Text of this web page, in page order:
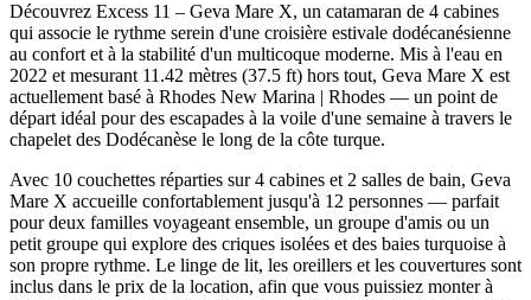
Découvrez Excess 11 – Geva Mare X, un catamaran de 4 cabines
qui associe le rythme serein d'une croisière estivale dodécanésienne
au confort et à la stabilité d'un multicoque moderne. Mis à l'eau en
2022 et mesurant 11.42 mètres (37.5 ft) hors tout, Geva Mare X est
actuellement basé à Rhodes New Marina | Rhodes — un point de
départ idéal pour des escapades à la voile d'une semaine à travers le
chapelet des Dodécanèse le long de la côte turque.
Avec 10 couchettes réparties sur 4 cabines et 2 salles de bain, Geva
Mare X accueille confortablement jusqu'à 12 personnes — parfait
pour deux familles voyageant ensemble, un groupe d'amis ou un
petit groupe qui explore des criques isolées et des baies turquoise à
son propre rythme. Le linge de lit, les oreillers et les couvertures sont
inclus dans le prix de la location, afin que vous puissiez monter à